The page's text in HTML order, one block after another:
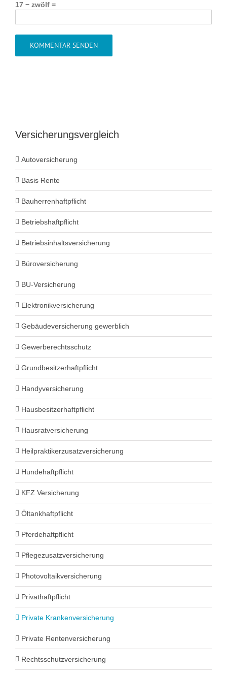
17 − zwölf =
Versicherungsvergleich
Autoversicherung
Basis Rente
Bauherrenhaftpflicht
Betriebshaftpflicht
Betriebsinhaltsversicherung
Büroversicherung
BU-Versicherung
Elektronikversicherung
Gebäudeversicherung gewerblich
Gewerberechtsschutz
Grundbesitzerhaftpflicht
Handyversicherung
Hausbesitzerhaftpflicht
Hausratversicherung
Heilpraktikerzusatzversicherung
Hundehaftpflicht
KFZ Versicherung
Öltankhaftpflicht
Pferdehaftpflicht
Pflegezusatzversicherung
Photovoltaikversicherung
Privathaftpflicht
Private Krankenversicherung
Private Rentenversicherung
Rechtsschutzversicherung